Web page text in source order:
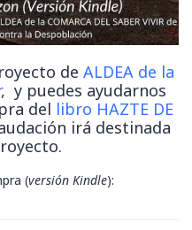
de ALDEA de la
, y puedes ayudarnos
dellibro HAZTE DE
irá destinada
(versión Kindle):